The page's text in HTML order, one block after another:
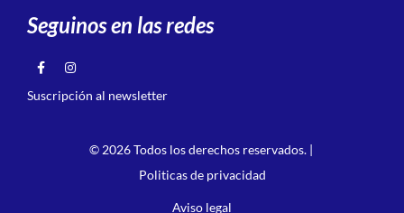
Seguinos en las redes
Suscripción al newsletter
© 2026 Todos los derechos reservados. |
Politicas de privacidad
Aviso legal